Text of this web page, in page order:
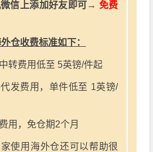
信上添加好友即可→ 免费
仓收费标准如下：
转费用低至 5英镑/件起
发费用，单件低至 1英镑/
用，免仓期2个月
使用海外仓还可以帮助很